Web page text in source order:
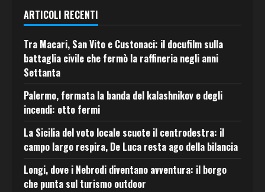
ARTICOLI RECENTI
Tra Macari, San Vito e Custonaci: il docufilm sulla
battaglia civile che fermò la raffineria negli anni
Settanta
Palermo, fermata la banda del kalashnikov e degli
incendi: otto fermi
La Sicilia del voto locale scuote il centrodestra: il
campo largo respira, De Luca resta ago della bilancia
Longi, dove i Nebrodi diventano avventura: il borgo
che punta sul turismo outdoor